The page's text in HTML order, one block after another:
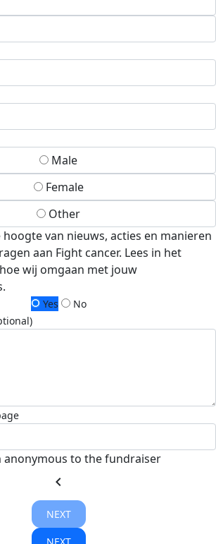
Male
Female
Other
van nieuws, acties en manieren
aan Fight cancer. Lees in het
hoe wij omgaan met jouw
Yes
No
anonymous to the fundraiser
chevron_left
NEXT